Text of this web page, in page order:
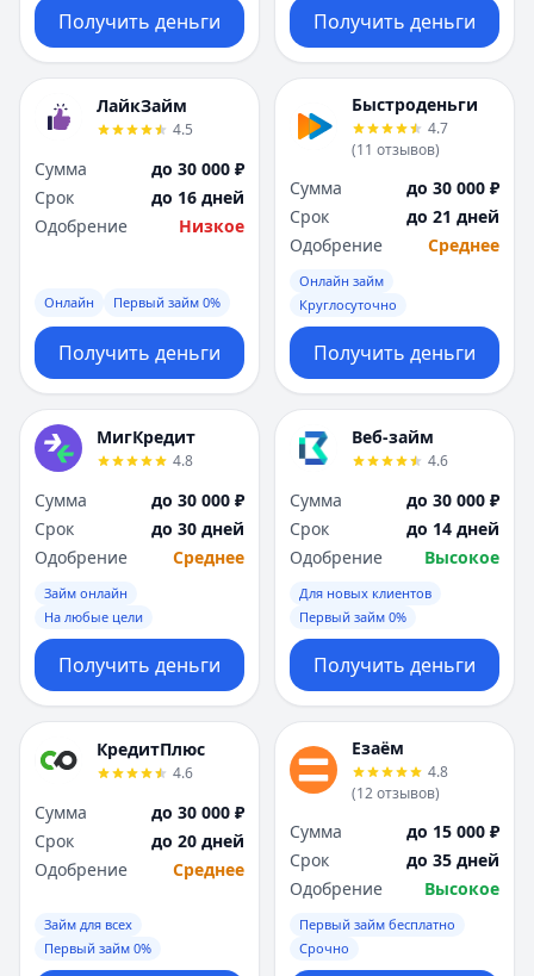
Получить деньги Получить деньги
ЛайкЗайм
4.5
Сумма
до 30 000 ₽
Срок
до 16 дней
Одобрение
Низкое
Онлайн Первый займ 0%
Получить деньги
Быстроденьги
4.7
(11 отзывов)
Сумма
до 30 000 ₽
Срок
до 21 дней
Одобрение
Среднее
Онлайн займ
Круглосуточно
Получить деньги
МигКредит
4.8
Сумма
до 30 000 ₽
Срок
до 30 дней
Одобрение
Среднее
Займ онлайн
На любые цели
Получить деньги
Веб-займ
4.6
Сумма
до 30 000 ₽
Срок
до 14 дней
Одобрение
Высокое
Для новых клиентов
Первый займ 0%
Получить деньги
КредитПлюс
4.6
Сумма
до 30 000 ₽
Срок
до 20 дней
Одобрение
Среднее
Займ для всех
Первый займ 0%
Езаём
4.8
(12отзывов)
Сумма
до 15 000 ₽
Срок
до 35 дней
Одобрение
Высокое
Первый займ бесплатно
Срочно